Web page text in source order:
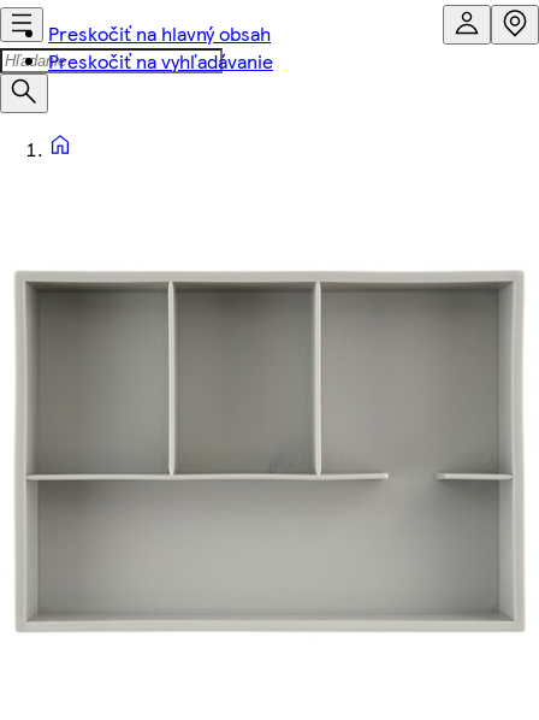
Preskočiť na hlavný obsah
Preskočiť na vyhľadávanie